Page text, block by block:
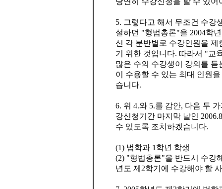
5. 그렇다고 해서 무조건 수강
설하던 "형법총론"을 2004학
신 각 분반별로 수강인원을
기 위한 것입니다. 따라서 "교
많은 수의 수강생이 강의를
이 수용할 수 있는 최대 인원
습니다.
6. 위 4.와 5.를 감안, 다음 두
강신청기간 마지막 날인
수 있도록 조치하겠습니다.
(1) 법학과 1학년 학생
(2) "형법총론"을 반드시 수강
년도 제2학기에 수강해야 할